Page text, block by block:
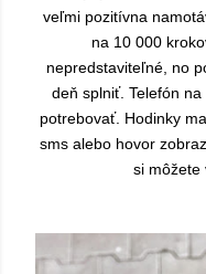
veľmi pozitívna
na 10 000
nepredstaviteľné, no
deň splniť. Telefón
potrebovať. Hodinky
sms alebo hovor
si môžete